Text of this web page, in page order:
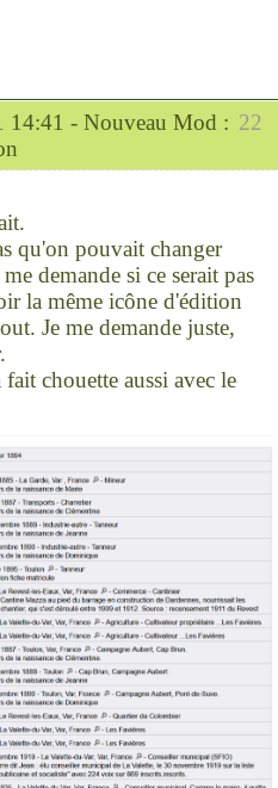
22
14:41 - Nouveau Mod :
qu'on pouvait changer
demande si ce serait pas
la même icône d'édition
Je me demande juste,
fait chouette aussi avec le